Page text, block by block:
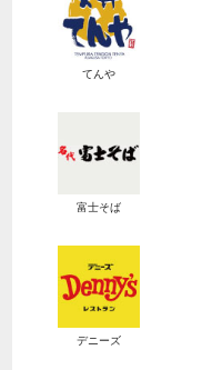
てんや
富士そば
デニーズ